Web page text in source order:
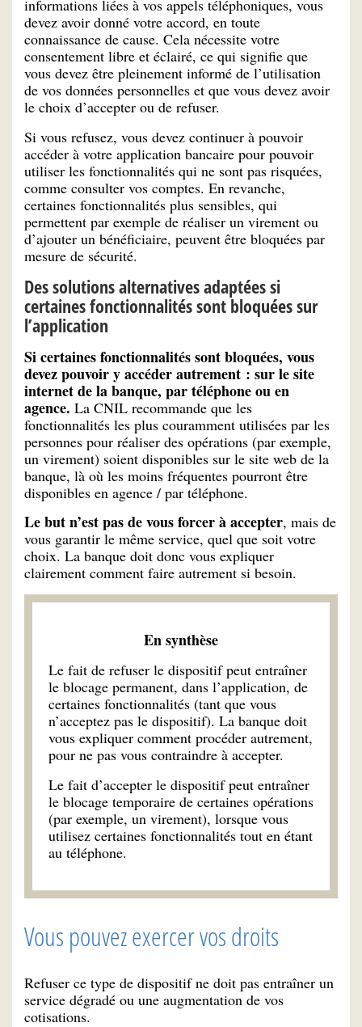
informations liées à vos appels téléphoniques, vous
devez avoir donné votre accord, en toute
connaissance de cause. Cela nécessite votre
consentement libre et éclairé, ce qui signifie que
vous devez être pleinement informé de l’utilisation
de vos données personnelles et que vous devez avoir
le choix d’accepter ou de refuser.
Si vous refusez, vous devez continuer à pouvoir
accéder à votre application bancaire pour pouvoir
utiliser les fonctionnalités qui ne sont pas risquées,
comme consulter vos comptes. En revanche,
certaines fonctionnalités plus sensibles, qui
permettent par exemple de réaliser un virement ou
d’ajouter un bénéficiaire, peuvent être bloquées par
mesure de sécurité.
Des solutions alternatives adaptées si
certaines fonctionnalités sont bloquées sur
l’application
Si certaines fonctionnalités sont bloquées, vous
devez pouvoir y accéder autrement : sur le site
internet de la banque, par téléphone ou en
agence. La CNIL recommande que les
fonctionnalités les plus couramment utilisées par les
personnes pour réaliser des opérations (par exemple,
un virement) soient disponibles sur le site web de la
banque, là où les moins fréquentes pourront être
disponibles en agence / par téléphone.
Le but n’est pas de vous forcer à accepter, mais de
vous garantir le même service, quel que soit votre
choix. La banque doit donc vous expliquer
clairement comment faire autrement si besoin.
En synthèse
Le fait de refuser le dispositif peut entraîner
le blocage permanent, dans l’application, de
certaines fonctionnalités (tant que vous
n’acceptez pas le dispositif). La banque doit
vous expliquer comment procéder autrement,
pour ne pas vous contraindre à accepter.
Le fait d’accepter le dispositif peut entraîner
le blocage temporaire de certaines opérations
(par exemple, un virement), lorsque vous
utilisez certaines fonctionnalités tout en étant
au téléphone.
Vous pouvez exercer vos droits
Refuser ce type de dispositif ne doit pas entraîner un
service dégradé ou une augmentation de vos
cotisations.